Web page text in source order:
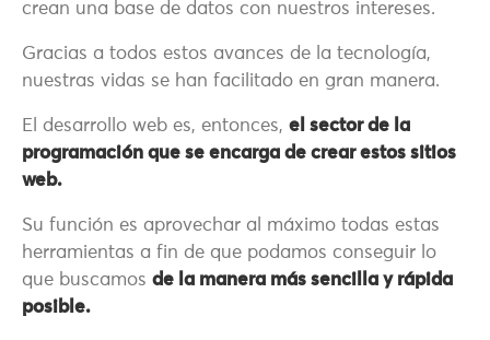
crean una base de datos con nuestros intereses.
Gracias a todos estos avances de la tecnología,
nuestras vidas se han facilitado en gran manera.
El desarrollo web es, entonces, el sector de la
programación que se encarga de crear estos sitios
web.
Su función es aprovechar al máximo todas estas
herramientas a fin de que podamos conseguir lo
que buscamos de la manera más sencilla y rápida
posible.